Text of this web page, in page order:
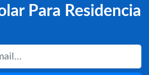
Para Residencia